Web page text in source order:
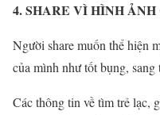
4. SHARE VÌ HÌNH
Người share muốn thể hiện
của mình như tốt bụng,
Các thông tin về tìm trẻ lạc,